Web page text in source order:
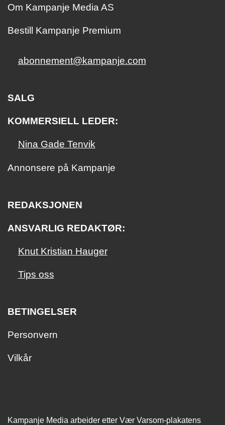
Om Kampanje Media AS
Bestill Kampanje Premium
abonnement@kampanje.com
SALG
KOMMERSIELL LEDER:
Nina Gade Tenvik
Annonsere på Kampanje
REDAKSJONEN
ANSVARLIG REDAKTØR:
Knut Kristian Hauger
Tips oss
BETINGELSER
Personvern
Vilkår
Kampanje Media arbeider etter Vær Varsom-plakatens